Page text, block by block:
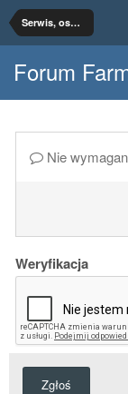
Serwis, osprzęt, części
Forum
Nie
Weryfikacja
Zgłoś